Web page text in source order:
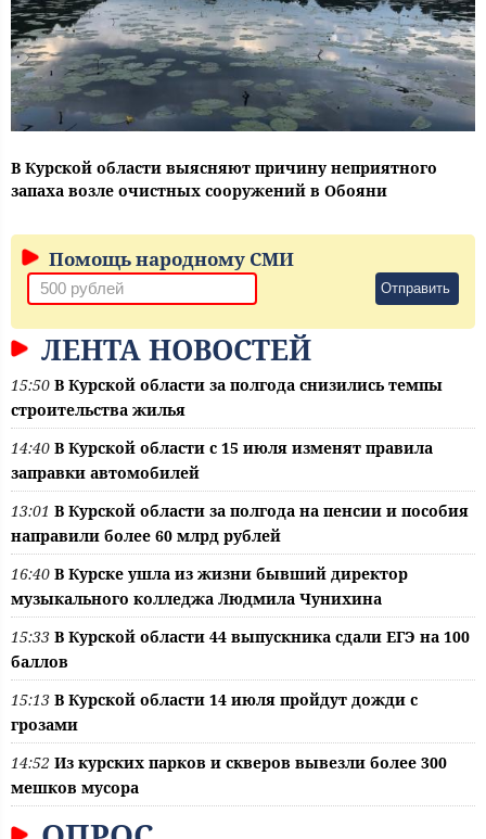
В Курской области выясняют причину неприятного
запаха возле очистных сооружений в Обояни
Помощь народному СМИ
Отправить
ЛЕНТА НОВОСТЕЙ
15:50 В Курской области за полгода снизились темпы
строительства жилья
14:40 В Курской области с 15 июля изменят правила
заправки автомобилей
13:01 В Курской области за полгода на пенсии и пособия
направили более 60 млрд рублей
16:40 В Курске ушла из жизни бывший директор
музыкального колледжа Людмила Чунихина
15:33 В Курской области 44 выпускника сдали ЕГЭ на 100
баллов
15:13 В Курской области 14 июля пройдут дожди с
грозами
14:52 Из курских парков и скверов вывезли более 300
мешков мусора